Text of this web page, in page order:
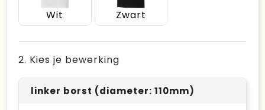
Wit Zwart
2. Kies je bewerking
linker borst (diameter: 110mm)